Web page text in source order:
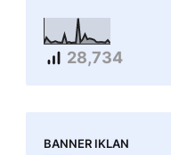
28,734
BANNER IKLAN